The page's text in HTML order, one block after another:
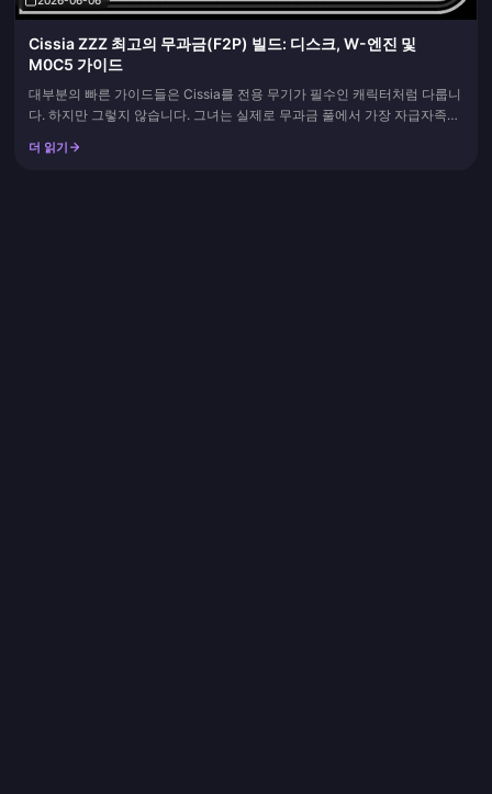
Cissia ZZZ 최고의 무과금(F2P) 빌드: 디스크, W-엔진 및
M0C5 가이드
대부분의 빠른 가이드들은 Cissia를 전용 무기가 필수인 캐릭터처럼 다룹니
다. 하지만 그렇지 않습니다. 그녀는 실제로 무과금 풀에서 가장 자급자족이
세요. W-엔진으로 드릴 머신 - 적색 축을 장착하고, 천둥의 메탈 또는 여명
더 읽기